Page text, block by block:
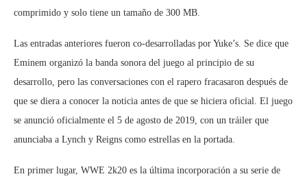
comprimido y solo tiene un tamaño de 300 MB.
Las entradas anteriores fueron co-desarrolladas por Yuke’s. Se dice que
Eminem organizó la banda sonora del juego al principio de su
desarrollo, pero las conversaciones con el rapero fracasaron después de
que se diera a conocer la noticia antes de que se hiciera oficial. El juego
se anunció oficialmente el 5 de agosto de 2019, con un tráiler que
anunciaba a Lynch y Reigns como estrellas en la portada.
En primer lugar, WWE 2k20 es la última incorporación a su serie de